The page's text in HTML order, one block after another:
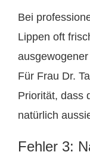
Bei
Lippen oft
Für Frau Dr.
Priorität, dass
natürlich
Fehler 3: